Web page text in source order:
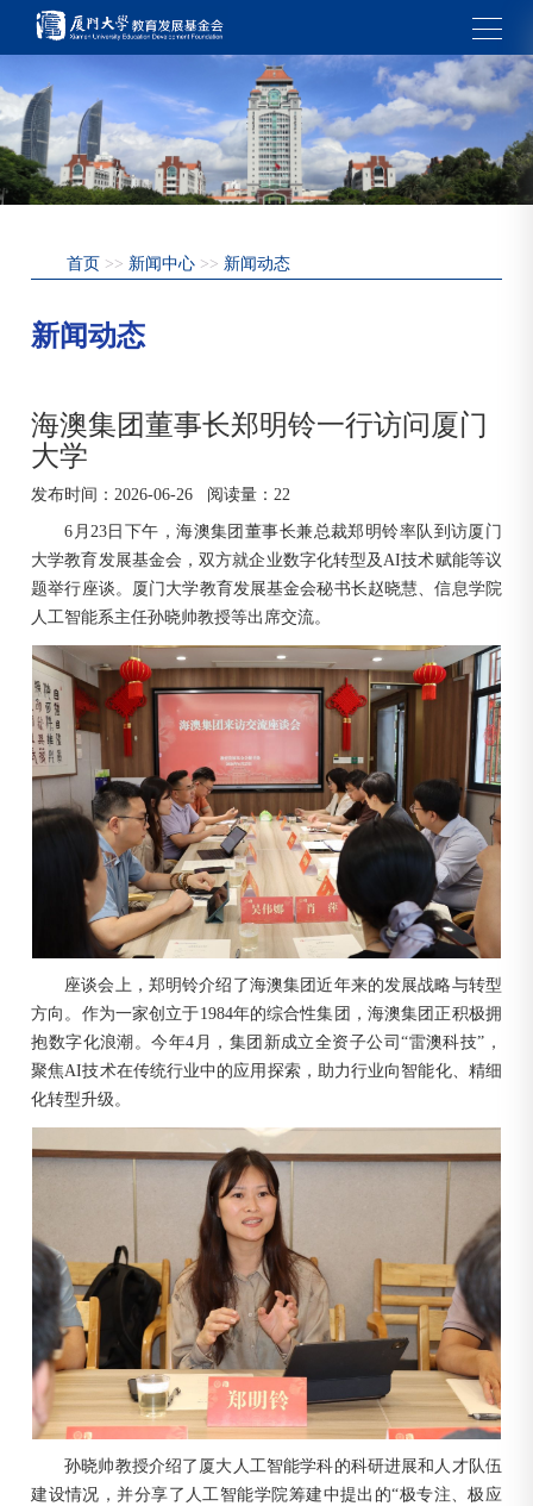
首页 >> 新闻中心 >> 新闻动态
新闻动态
海澳集团董事长郑明铃一行访问厦门
大学
发布时间：2026-06-26 阅读量：22
6月23日下午，海澳集团董事长兼总裁郑明铃率队到访厦门
大学教育发展基金会，双方就企业数字化转型及AI技术赋能等议
题举行座谈。厦门大学教育发展基金会秘书长赵晓慧、信息学院
人工智能系主任孙晓帅教授等出席交流。
座谈会上，郑明铃介绍了海澳集团近年来的发展战略与转型
方向。作为一家创立于1984年的综合性集团，海澳集团正积极拥
抱数字化浪潮。今年4月，集团新成立全资子公司“雷澳科技”，
聚焦AI技术在传统行业中的应用探索，助力行业向智能化、精细
化转型升级。
孙晓帅教授介绍了厦大人工智能学科的科研进展和人才队伍
建设情况，并分享了人工智能学院筹建中提出的“极专注、极应